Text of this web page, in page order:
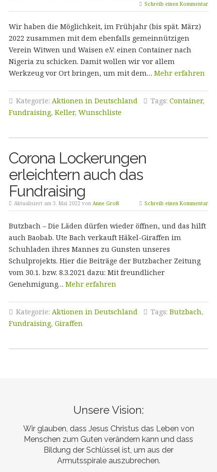
Schreib einen Kommentar
Wir haben die Möglichkeit, im Frühjahr (bis spät. März)
2022 zusammen mit dem ebenfalls gemeinnützigen
Verein Witwen und Waisen e.V. einen Container nach
Nigeria zu schicken. Damit wollen wir vor allem
Werkzeug vor Ort bringen, um mit dem… Mehr erfahren
Kategorie: Aktionen in Deutschland Tags: Container,
Fundraising, Keller, Wunschliste
Corona Lockerungen
erleichtern auch das
Fundraising
Aktualisiert am 3. Mai 2022 von Anne Groß Schreib einen Kommentar
Butzbach – Die Läden dürfen wieder öffnen, und das hilft
auch Baobab. Ute Bach verkauft Häkel-Giraffen im
Schuhladen ihres Mannes zu Gunsten unseres
Schulprojekts. Hier die Beiträge der Butzbacher Zeitung
vom 30.1. bzw. 8.3.2021 dazu: Mit freundlicher
Genehmigung… Mehr erfahren
Kategorie: Aktionen in Deutschland Tags: Butzbach,
Fundraising, Giraffen
Unsere Vision:
Wir glauben, dass Jesus Christus das Leben von
Menschen zum Guten verändern kann und dass
Bildung der Schlüssel ist, um aus der
Armutsspirale auszubrechen.